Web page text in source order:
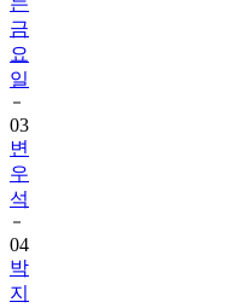
요
일
03
변
우
석
04
박
지
현